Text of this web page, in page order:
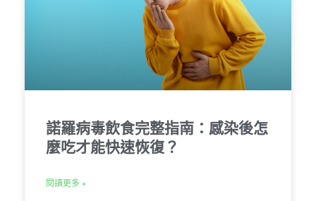
諾羅病毒飲食完整指南：感染後怎
麼吃才能快速恢復？
閱讀更多 »